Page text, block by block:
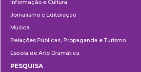
Informação e Cultura
Jornalismo e Editoração
Música
Relações Públicas, Propaganda e Turismo
Escola de Arte Dramática
PESQUISA